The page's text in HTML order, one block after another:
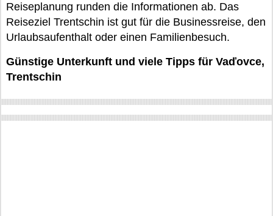
Reiseplanung runden die Informationen ab. Das
Reiseziel Trentschin ist gut für die Businessreise, den
Urlaubsaufenthalt oder einen Familienbesuch.
Günstige Unterkunft und viele Tipps für Vaďovce,
Trentschin